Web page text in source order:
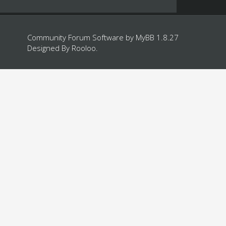
Community Forum Software by MyBB 1.8.27
Designed By Rooloo.